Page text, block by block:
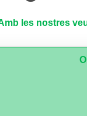
les nostres